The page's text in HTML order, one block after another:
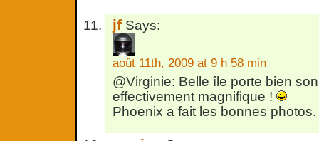
jf Says:
août 11th, 2009 at 9 h 58 min
@Virginie: Belle île porte bien
effectivement magnifique !
Phoenix a fait les bonnes photos.